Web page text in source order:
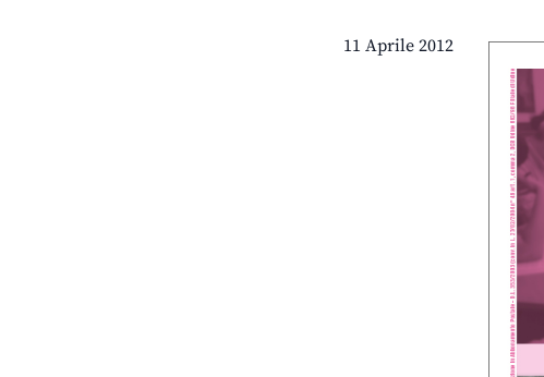
11 Aprile 2012